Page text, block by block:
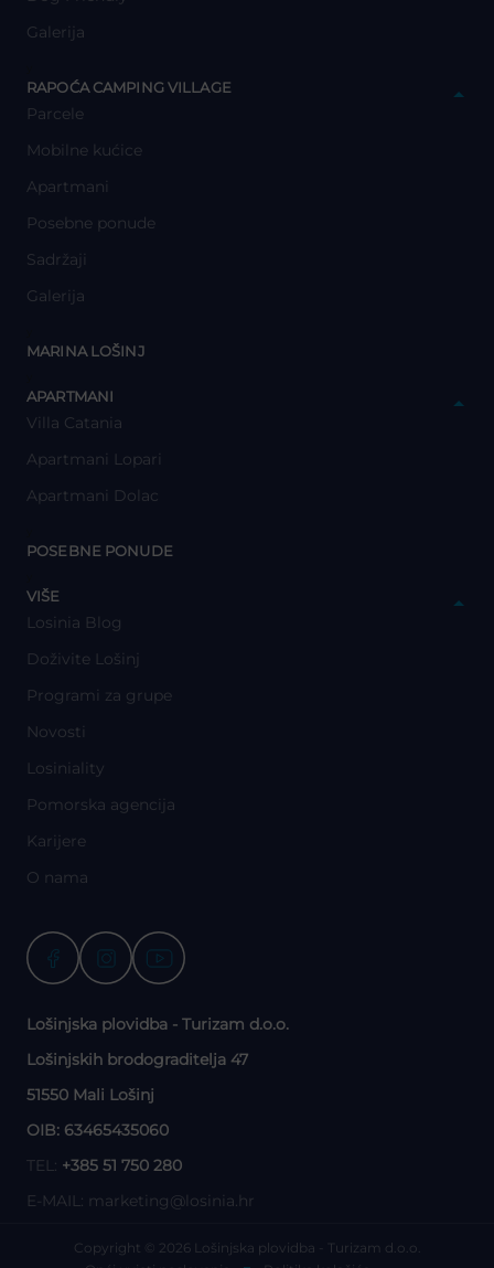
Galerija
RAPOĆA CAMPING VILLAGE
Parcele
Mobilne kućice
Apartmani
Posebne ponude
Sadržaji
Galerija
MARINA LOŠINJ
APARTMANI
Villa Catania
Apartmani Lopari
Apartmani Dolac
POSEBNE PONUDE
VIŠE
Losinia Blog
Doživite Lošinj
Programi za grupe
Novosti
Losiniality
Pomorska agencija
Karijere
O nama
Lošinjska plovidba - Turizam d.o.o.
Lošinjskih brodograditelja 47
51550 Mali Lošinj
OIB: 63465435060
TEL: +385 51 750 280
E-MAIL: marketing@losinia.hr
Copyright © 2026 Lošinjska plovidba - Turizam d.o.o.